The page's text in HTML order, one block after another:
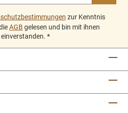
langlebige
Dank seiner vielseitigen
eignet er sich perfekt als
oder
Massivholzmöbel mit viel
natürliche Ausstrahlung und
zur Kenntnis
AGB gelesen und bin mit ihnen
einverstanden. *